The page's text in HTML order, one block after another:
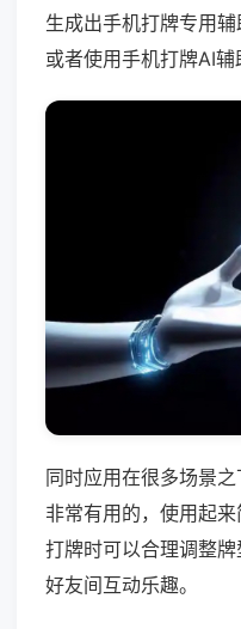
生成出手机打牌专用
或者使用手机打牌AI辅
同时应用在很多场景
非常有用的，使用起
打牌时可以合理调整
好友间互动乐趣。